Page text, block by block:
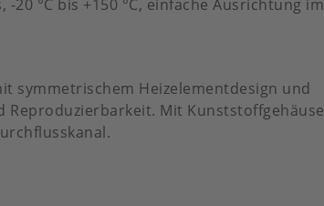
°C bis +150 °C, einfache Ausrichtung im
symmetrischem Heizelementdesign und
Reproduzierbarkeit. Mit Kunststoffgehäuse